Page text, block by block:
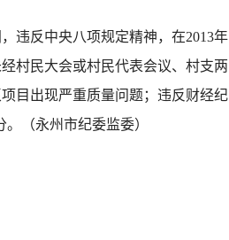
违反中央八项规定精神，在2013年
村民大会或村民代表会议、村支两
目出现严重质量问题；违反财经纪
（永州市纪委监委）